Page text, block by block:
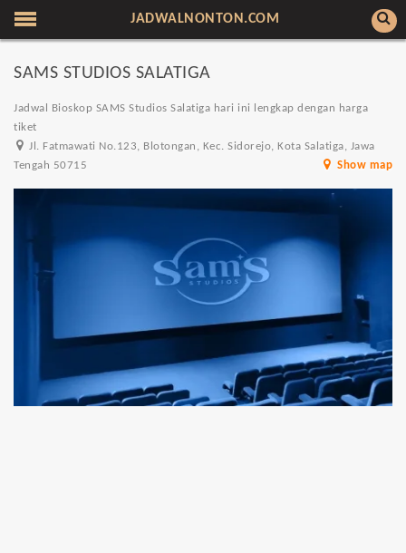
JADWALNONTON.COM
SAMS STUDIOS SALATIGA
Jadwal Bioskop SAMS Studios Salatiga hari ini lengkap dengan harga
tiket
Jl. Fatmawati No.123, Blotongan, Kec. Sidorejo, Kota Salatiga, Jawa
Tengah 50715
Show map